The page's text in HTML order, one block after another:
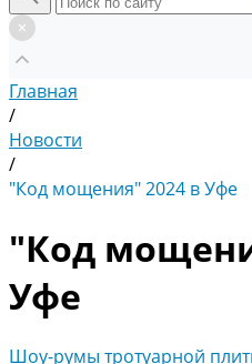
Главная
/
Новости
/
"Код мощения" 2024 в Уфе
"Код
Уфе
Шоу-румы тротуарной